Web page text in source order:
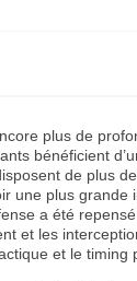
plus de
bénéficient
de plus
une plus
a été
et les
et le timing